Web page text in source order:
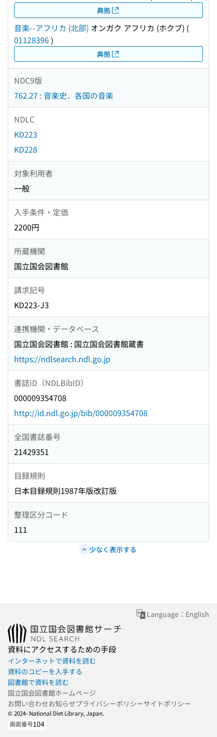
典拠
音楽--アフリカ (北部) オンガク アフリカ (ホクブ) (
01128396)
典拠
NDC9版
762.27 : 音楽史．各国の音楽
NDLC
KD223
KD228
対象利用者
一般
入手条件・定価
2200円
所蔵機関
国立国会図書館
請求記号
KD223-J3
連携機関・データベース
国立国会図書館 : 国立国会図書館蔵書
https://ndlsearch.ndl.go.jp
書誌ID（NDLBibID）
000009354708
http://id.ndl.go.jp/bib/000009354708
全国書誌番号
21429351
目録規則
日本目録規則1987年版改訂版
整理区分コード
111
少なく表示する
Language：English
資料にアクセスするための手段
インターネットで資料を読む
資料のコピーを入手する
図書館で資料を読む
国立国会図書館ホームページ
お問い合わせお知らせプライバシーポリシーサイトポリシー
© 2024- National Diet Library, Japan.
画面番号104